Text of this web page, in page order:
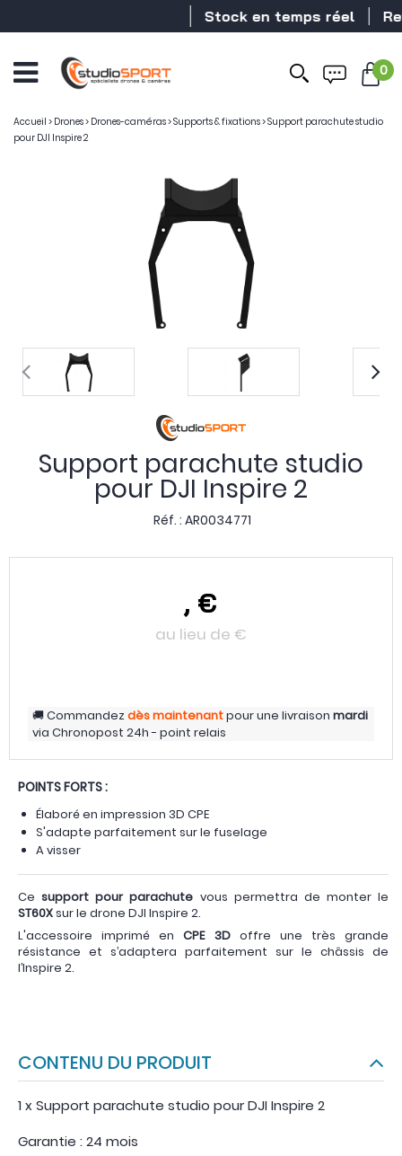
Stock en temps réel
0
Accueil > Drones> Drones-caméras>Supports & fixations>Support parachute studio
pour DJI Inspire 2
Support parachute studio
pour DJI Inspire 2
Réf. : AR0034771
, €
au lieu de €
Commandezdès maintenantpour une livraison mardi
via Chronopost 24h - point relais
POINTS FORTS :
Élaboré en impression 3D CPE
S'adapte parfaitement sur le fuselage
A visser
Cesupport pour parachute vous permettra de monter le
ST60Xsur le drone DJI Inspire 2.
L'accessoire imprimé enCPE 3Doffre une très grande
résistance et s’adaptera parfaitement sur le châssis de
l’Inspire 2.
CONTENU DU PRODUIT
1 x Support parachute studio pour DJI Inspire 2
Garantie : 24 mois